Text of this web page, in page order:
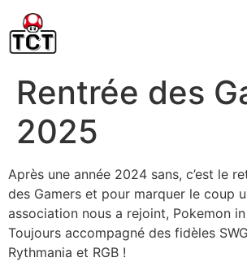
Rentrée des
2025
Après une année 2024 sans, c’est le
des Gamers et pour marquer le coup
association nous a rejoint, Pokemon
Toujours accompagné des fidèles
Rythmania et RGB !